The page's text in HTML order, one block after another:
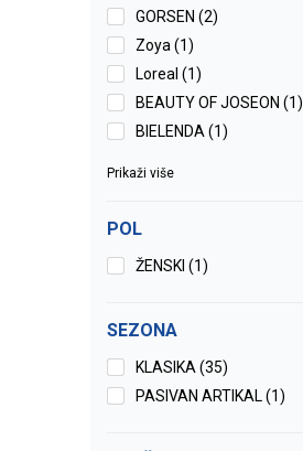
ULJE ZA LICE
MARAMICE ZA SKIDANJE
SMINKE
UNIVERZ.KREMA ZA LICE I
GORSEN (2)
Zoya (1)
Loreal (1)
BEAUTY OF JOSEON (1)
BIELENDA (1)
Prikaži više
POL
ŽENSKI (1)
SEZONA
KLASIKA (35)
PASIVAN ARTIKAL (1)